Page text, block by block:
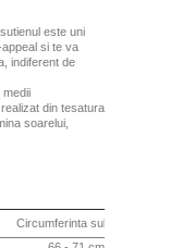
este uni
si te va
indiferent de
din tesatura
soarelui,
Circumferinta sub bust